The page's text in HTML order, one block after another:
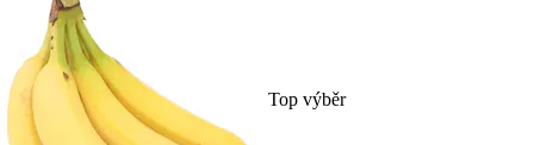
Top výběr